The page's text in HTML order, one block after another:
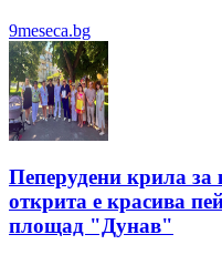
9meseca.bg
Пеперудени крила
открита е красива
площад "Дунав"